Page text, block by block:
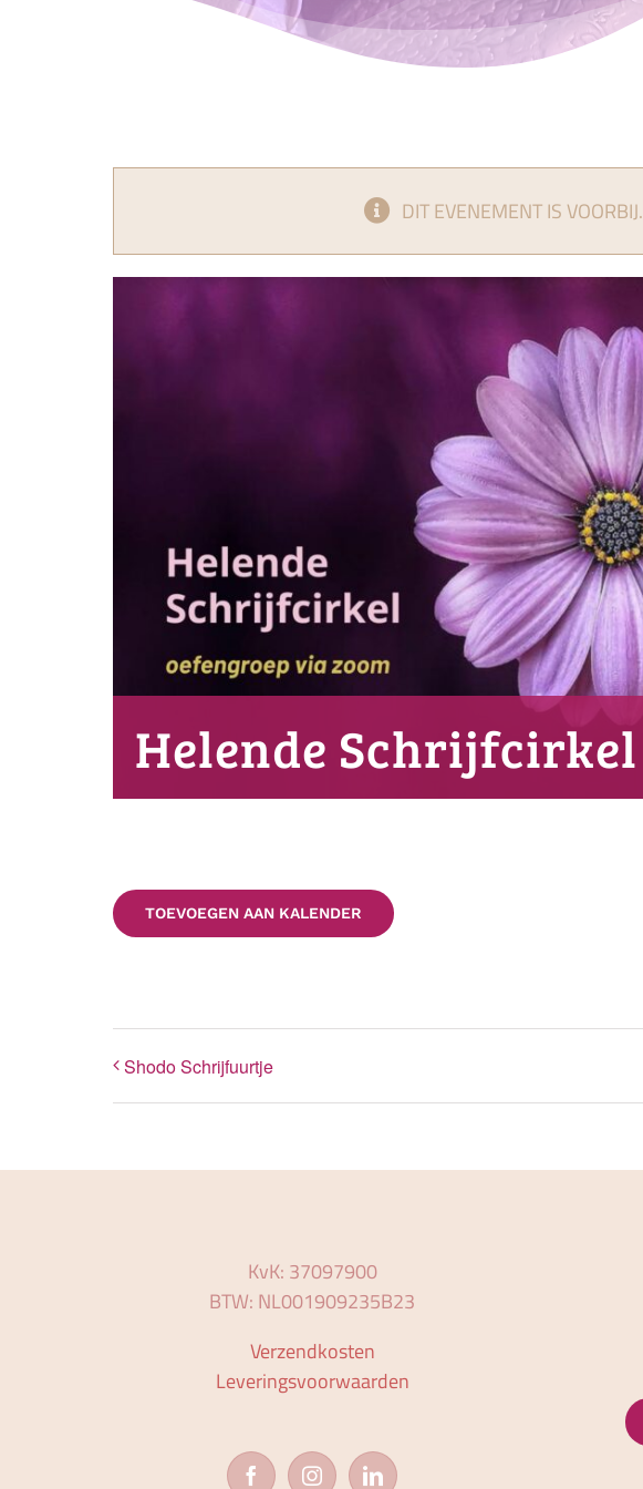
DIT EVENEMENT IS VOORBIJ.
Helende Schrijfcirkel
TOEVOEGEN AAN KALENDER
Shodo Schrijfuurtje
KvK: 37097900
BTW: NL001909235B23
Verzendkosten
Leveringsvoorwaarden